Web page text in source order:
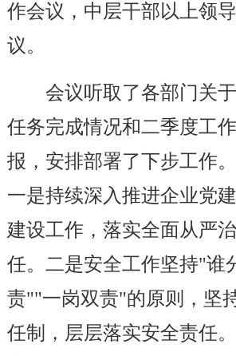
作会议，中层干部以上领
议。
会议听取了各部门关
任务完成情况和二季度工
报，安排部署了下步工作
一是持续深入推进企业党
建设工作，落实全面从严
任。二是安全工作坚持"谁
责""一岗双责"的原则，坚
任制，层层落实安全责任